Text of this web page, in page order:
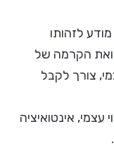
לזהותו
ואת הקרמה של
צורך לקבל
עצמי, אינטואיציה